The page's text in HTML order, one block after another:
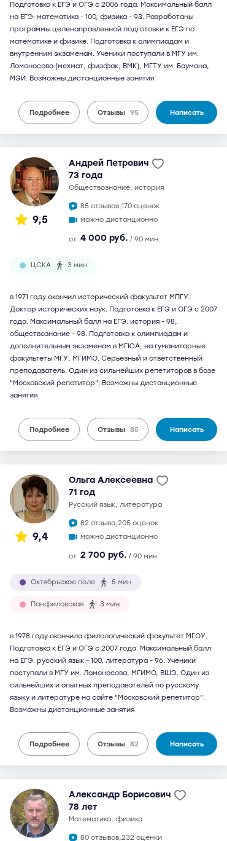
Подготовка к ЕГЭ и ОГЭ с 2006 года. Максимальный балл
на ЕГЭ: математика - 100, физика - 93. Разработаны
программы целенаправленной подготовки к ЕГЭ по
математике и физике. Подготовка к олимпиадам и
внутренним экзаменам. Ученики поступали в МГУ им.
Ломоносова (мехмат, физфак, ВМК), МГТУ им. Баумана,
МЭИ. Возможны дистанционные занятия
Подробнее Отзывы 95 Написать
9,5
Андрей Петрович
73 года
обществознание, история
85 отзывов,170 оценок
можно дистанционно
от 4 000 руб. / 90 мин.
ЦСКА 3 мин
в 1971 году окончил исторический факультет МПГУ.
Доктор исторических наук. Подготовка к ЕГЭ и ОГЭ с 2007
года. Максимальный балл на ЕГЭ: история - 98,
обществознание - 98. Подготовка к олимпиадам и
дополнительным экзаменам в МГЮА, на гуманитарные
факультеты МГУ, МГИМО. Серьезный и ответственный
преподаватель. Один из сильнейших репетиторов в базе
"Московский репетитор". Возможны дистанционные
занятия
Подробнее Отзывы 85 Написать
9,4
Ольга Алексеевна
71 год
русский язык, литература
82 отзыва,205 оценок
можно дистанционно
от 2 700 руб. / 90 мин.
Октябрьское поле 5 мин
Панфиловская 3 мин
в 1978 году окончила филологический факультет МГОУ.
Подготовка к ЕГЭ и ОГЭ с 2007 года. Максимальный балл
на ЕГЭ: русский язык - 100, литература - 96. Ученики
поступали в МГУ им. Ломоносова, МГИМО, ВШЭ. Один из
сильнейших и опытных преподавателей по русскому
языку и литературе на сайте "Московский репетитор".
Возможны дистанционные занятия
Подробнее Отзывы 82 Написать
Александр Борисович
78 лет
математика, физика
80 отзывов,232 оценки